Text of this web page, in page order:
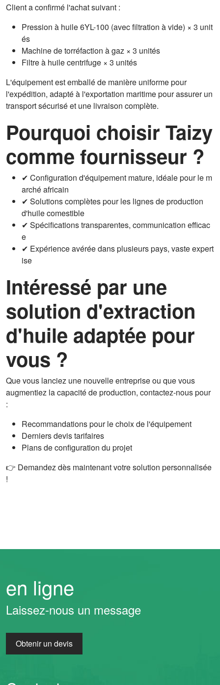
Client a confirmé l'achat suivant :
Pression à huile 6YL-100 (avec filtration à vide) × 3 unit
és
Machine de torréfaction à gaz × 3 unités
Filtre à huile centrifuge × 3 unités
L'équipement est emballé de manière uniforme pour
l'expédition, adapté à l'exportation maritime pour assurer un
transport sécurisé et une livraison complète.
Pourquoi choisir Taizy
comme fournisseur ?
✔ Configuration d'équipement mature, idéale pour le m
arché africain
✔ Solutions complètes pour les lignes de production
d'huile comestible
✔ Spécifications transparentes, communication efficac
e
✔ Expérience avérée dans plusieurs pays, vaste expert
ise
Intéressé par une
solution d'extraction
d'huile adaptée pour
vous ?
Que vous lanciez une nouvelle entreprise ou que vous
augmentiez la capacité de production, contactez-nous pour
:
Recommandations pour le choix de l'équipement
Derniers devis tarifaires
Plans de configuration du projet
👉 Demandez dès maintenant votre solution personnalisée
!
en ligne
Laissez-nous un message
Obtenir un devis